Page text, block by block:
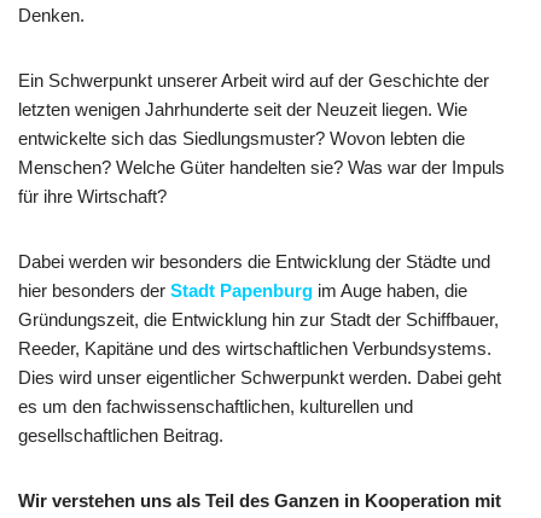
Denken.
Ein Schwerpunkt unserer Arbeit wird auf der Geschichte der
letzten wenigen Jahrhunderte seit der Neuzeit liegen. Wie
entwickelte sich das Siedlungsmuster? Wovon lebten die
Menschen? Welche Güter handelten sie? Was war der Impuls
für ihre Wirtschaft?
Dabei werden wir besonders die Entwicklung der Städte und
hier besonders der Stadt Papenburg im Auge haben, die
Gründungszeit, die Entwicklung hin zur Stadt der Schiffbauer,
Reeder, Kapitäne und des wirtschaftlichen Verbundsystems.
Dies wird unser eigentlicher Schwerpunkt werden. Dabei geht
es um den fachwissenschaftlichen, kulturellen und
gesellschaftlichen Beitrag.
Wir verstehen uns als Teil des Ganzen in Kooperation mit